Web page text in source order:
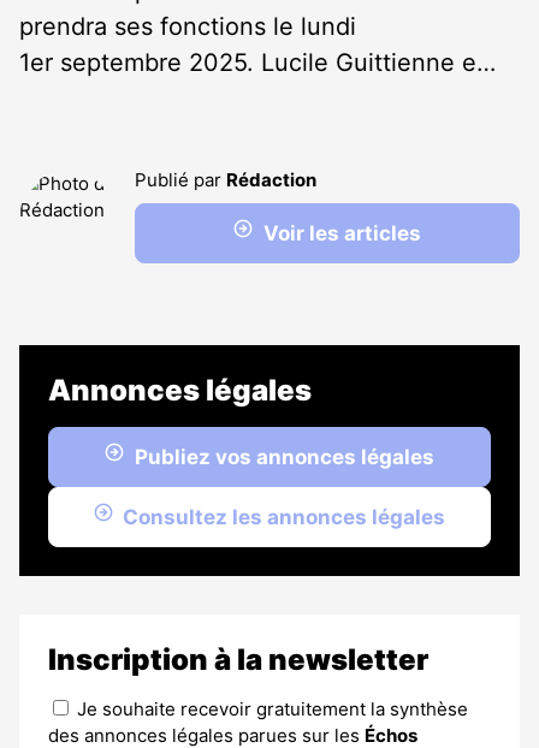
prendra ses fonctions le lundi
1er septembre 2025. Lucile Guittienne e…
Publié par Rédaction
Voir les articles
Annonces légales
Publiez vos annonces légales
Consultez les annonces légales
Inscription à la newsletter
Je souhaite recevoir gratuitement la synthèse
des annonces légales parues sur les Échos